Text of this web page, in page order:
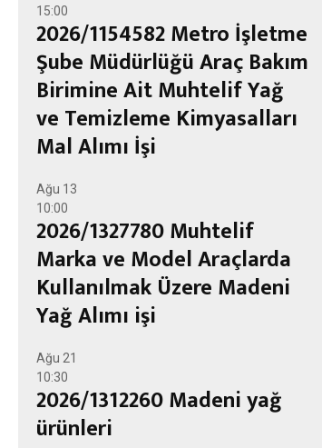
15:00
2026/1154582 Metro İşletme
Şube Müdürlüğü Araç Bakım
Birimine Ait Muhtelif Yağ
ve Temizleme Kimyasalları
Mal Alımı İşi
Ağu 13
10:00
2026/1327780 Muhtelif
Marka ve Model Araçlarda
Kullanılmak Üzere Madeni
Yağ Alımı işi
Ağu 21
10:30
2026/1312260 Madeni yağ
ürünleri